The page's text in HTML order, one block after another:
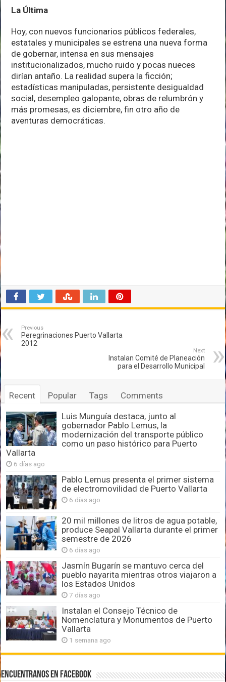
La Última
Hoy, con nuevos funcionarios públicos federales,
estatales y municipales se estrena una nueva forma
de gobernar, intensa en sus mensajes
institucionalizados, mucho ruido y pocas nueces
dirían antaño. La realidad supera la ficción;
estadísticas manipuladas, persistente desigualdad
social, desempleo galopante, obras de relumbrón y
más promesas, es diciembre, fin otro año de
aventuras democráticas.
Previous
Peregrinaciones Puerto Vallarta
2012
Next
Instalan Comité de Planeación
para el Desarrollo Municipal
Recent Popular Tags Comments
Luis Munguía destaca, junto al
gobernador Pablo Lemus, la
modernización del transporte público
como un paso histórico para Puerto
Vallarta
6 días ago
Pablo Lemus presenta el primer sistema
de electromovilidad de Puerto Vallarta
6 días ago
20 mil millones de litros de agua potable,
produce Seapal Vallarta durante el primer
semestre de 2026
6 días ago
Jasmín Bugarín se mantuvo cerca del
pueblo nayarita mientras otros viajaron a
los Estados Unidos
7 días ago
Instalan el Consejo Técnico de
Nomenclatura y Monumentos de Puerto
Vallarta
1 semana ago
Encuentranos en Facebook